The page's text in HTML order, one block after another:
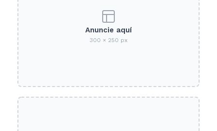
Anuncie aquí
300 × 250 px